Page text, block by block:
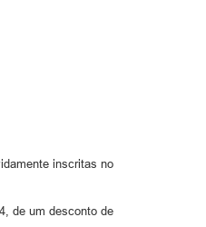
inscritas no
de um desconto de